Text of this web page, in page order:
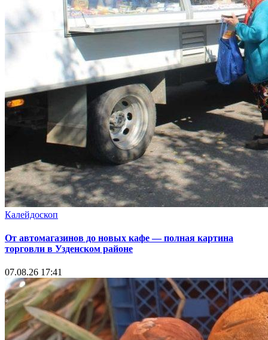
Калейдоскоп
От автомагазинов до новых кафе — полная картина
торговли в Узденском районе
07.08.26 17:41